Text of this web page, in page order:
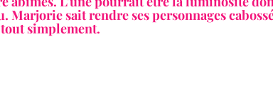
Marjorie sait rendre ses personnages
simplement.